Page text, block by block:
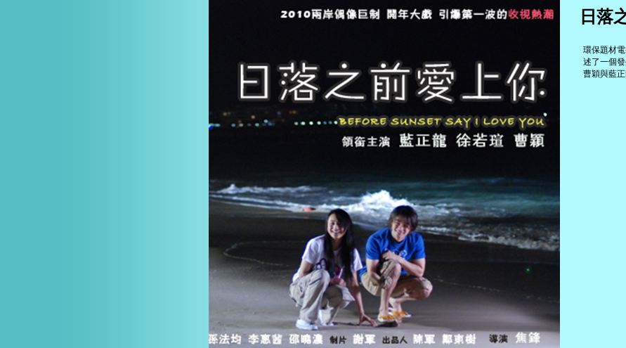
日落
環保題材
述了一個
曹穎與藍正